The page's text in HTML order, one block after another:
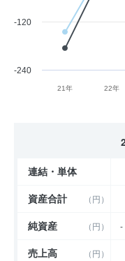
21年 22年
-240
-120
連結・単体
資産合計 （円）
純資産 （円） -
売上高 （円）